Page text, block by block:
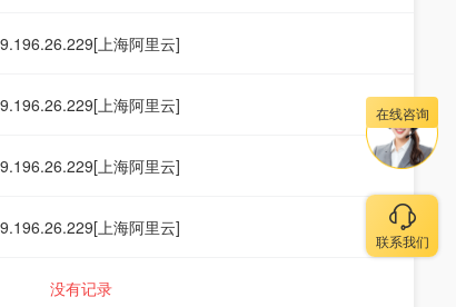
上海阿里云]
上海阿里云]
上海阿里云]
上海阿里云]
没有记录
在线咨询
联系我们